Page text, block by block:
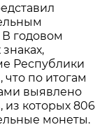
В годовом
Республики
что по итогам
выявлено
из которых 806
монеты.